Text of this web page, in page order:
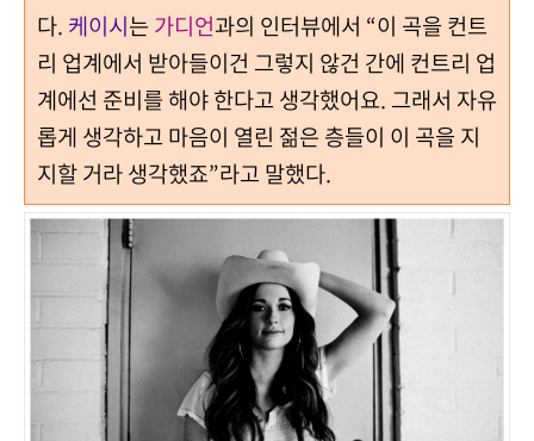
다. 케이시는 가디언과의 인터뷰에서 “이 곡을 컨트
리 업계에서 받아들이건 그렇지 않건 간에 컨트리 업
계에선 준비를 해야 한다고 생각했어요. 그래서 자유
롭게 생각하고 마음이 열린 젊은 층들이 이 곡을 지
지할 거라 생각했죠”라고 말했다.